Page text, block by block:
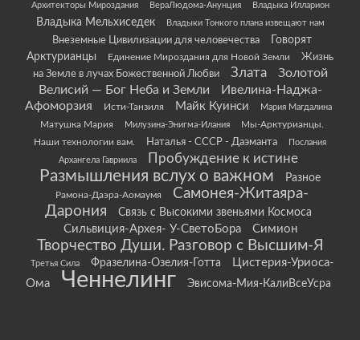
Архитекторы Мироздания ВераЛюдома-Анунция Владыка Илларион
Владыка Мельхиседек Владыки Тонкого плана извещают нам
Внеземные Цивилизации для человечества
Говорят
Арктурианцы
Единение Мироздания для Новой Земли
Жизнь
на Земле в лучах Божественной Любви
Злата
Золотой
Велисий — Бог Неба и Земли
Ивелина-Наджа-
Афоморзия
Исти-Танзиля Майк Куинси Мария Магдалина
Матушка Мария Милузина-Энигма-Илания
Мы-Арктурианцы.
Наши технологии вам.
Наталья - СССР - Даэманта
Послания
Архангела Гавриила
Пробуждение к истине
Размышления вслух о важном Разное
Рамона-Даэра-Аомаумя
Самонея-Житаяра-
Дарония
Связь с Высокими звеньями Космоса
Сильвиция-Архея- У-СветоБора Симион
Творчество Души. Разговор с Высшим-Я
Третья Сила Фразелина-Озелия-Готта
Цистерия-Уриоса-
Ома
Ченнелинг Эвисома-Мия-КалиВсеУсра